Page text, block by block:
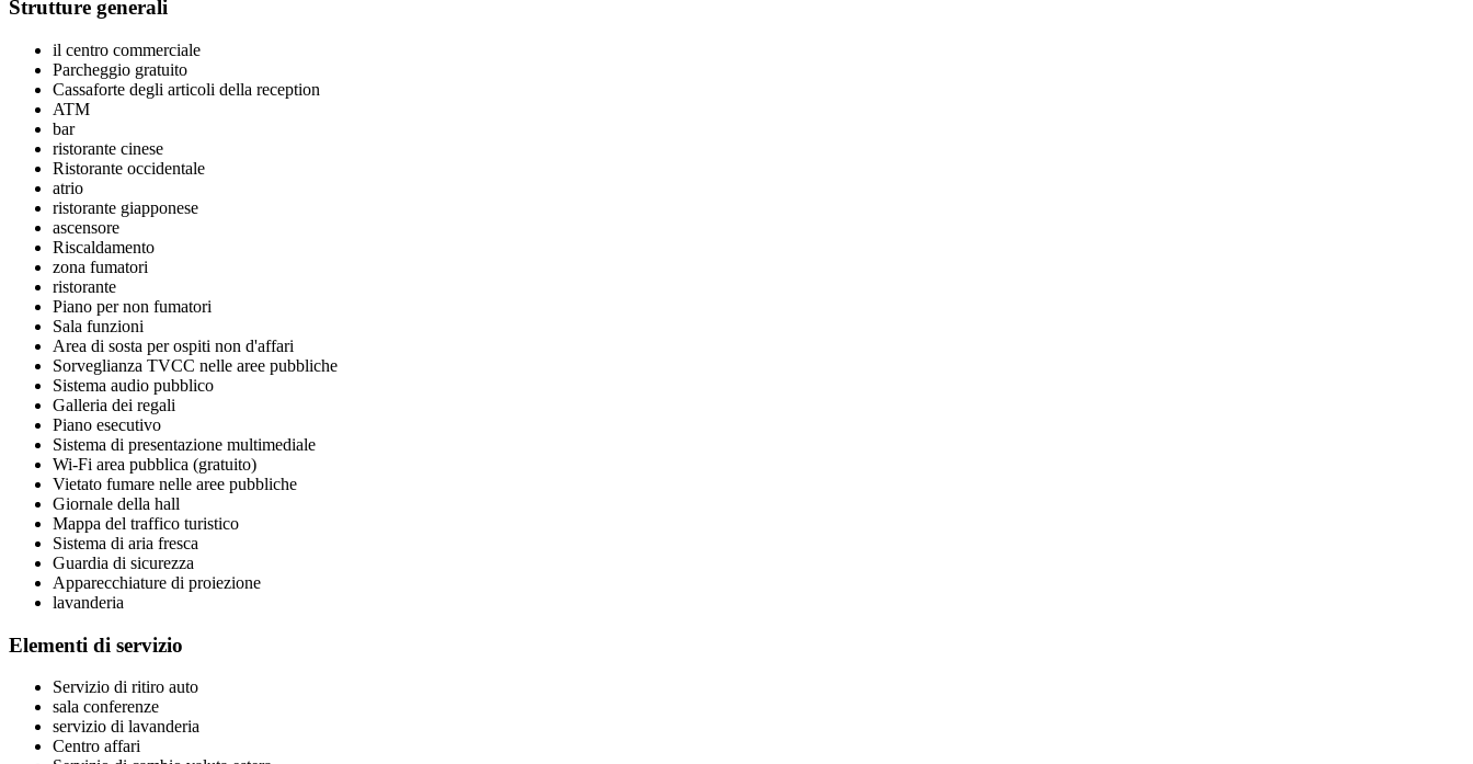
Strutture generali
il centro commerciale
Parcheggio gratuito
Cassaforte degli articoli della reception
ATM
bar
ristorante cinese
Ristorante occidentale
atrio
ristorante giapponese
ascensore
Riscaldamento
zona fumatori
ristorante
Piano per non fumatori
Sala funzioni
Area di sosta per ospiti non d'affari
Sorveglianza TVCC nelle aree pubbliche
Sistema audio pubblico
Galleria dei regali
Piano esecutivo
Sistema di presentazione multimediale
Wi-Fi area pubblica (gratuito)
Vietato fumare nelle aree pubbliche
Giornale della hall
Mappa del traffico turistico
Sistema di aria fresca
Guardia di sicurezza
Apparecchiature di proiezione
lavanderia
Elementi di servizio
Servizio di ritiro auto
sala conferenze
servizio di lavanderia
Centro affari